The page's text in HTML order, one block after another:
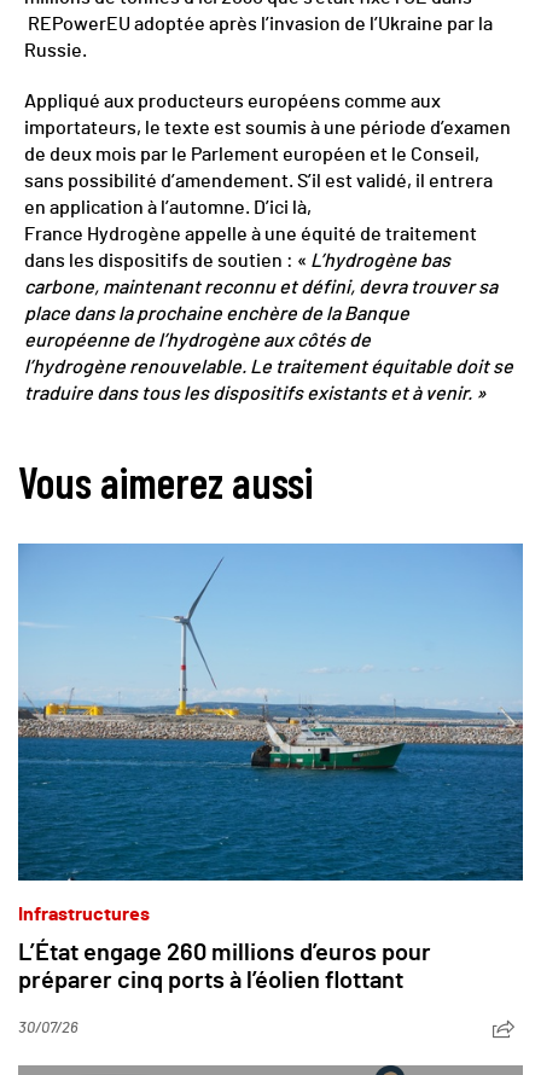
REPowerEU adoptée après l’invasion de l’Ukraine par la
Russie.
Appliqué aux producteurs européens comme aux
importateurs, le texte est soumis à une période d’examen
de deux mois par le Parlement européen et le Conseil,
sans possibilité d’amendement. S’il est validé, il entrera
en application à l’automne. D’ici là,
France Hydrogène appelle à une équité de traitement
dans les dispositifs de soutien : « L’hydrogène bas
carbone, maintenant reconnu et défini, devra trouver sa
place dans la prochaine enchère de la Banque
européenne de l’hydrogène aux côtés de
l’hydrogène renouvelable. Le traitement équitable doit se
traduire dans tous les dispositifs existants et à venir. »
Vous aimerez aussi
Infrastructures
L’État engage 260 millions d’euros pour
préparer cinq ports à l’éolien flottant
30/07/26